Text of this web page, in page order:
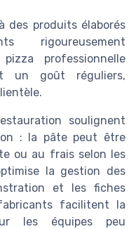
des produits élaborés
rigoureusement
professionnelle
un goût réguliers,
soulignent
: la pâte peut être
ou au frais selon les
la gestion des
et les fiches
facilitent la
les équipes peu